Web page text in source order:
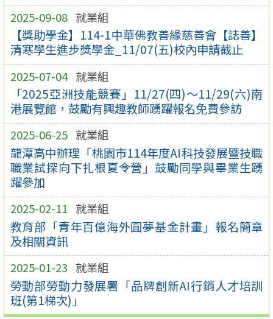
2025-09-08 就業組
【獎助學金】114-1中華佛教善緣慈善會【誌善】
清寒學生進步獎學金_11/07(五)校內申請截止
2025-07-04 就業組
「2025亞洲技能競賽」11/27(四)～11/29(六)南
港展覽館，鼓勵有興趣教師踴躍報名免費參訪
2025-06-25 就業組
龍潭高中辦理「桃園市114年度AI科技發展暨技職
職業試探向下扎根夏令營」鼓勵同學與畢業生踴
躍參加
2025-02-11 就業組
教育部「青年百億海外圓夢基金計畫」報名簡章
及相關資訊
2025-01-23 就業組
勞動部勞動力發展署「品牌創新AI行銷人才培訓
班(第1梯次)」